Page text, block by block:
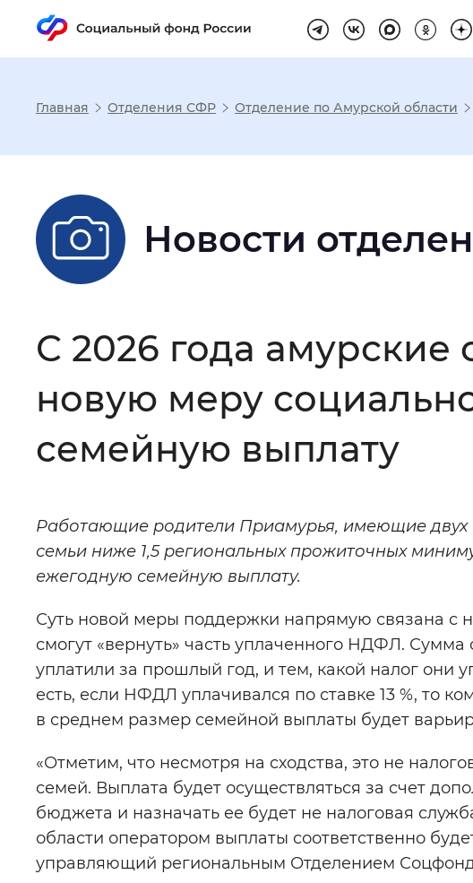
Настройка
Размер шрифта
Шрифт
Интервал между буквами Нормальный
Звуковой ассистент:
Вернуть стандартные настройки
Главная Отделения СФР Отделение по Амурской области
Новости
С 2026 года амурские
новую меру
семейную выплату
Работающие родители Приамурья, имеющие двух
семьи ниже 1,5 региональных прожиточных
ежегодную семейную выплату.
Суть новой меры поддержки напрямую связана с
смогут «вернуть» часть уплаченного НДФЛ.
уплатили за прошлый год, и тем, какой налог они
есть, если НФДЛ уплачивался по ставке 13 %, то
в среднем размер семейной выплаты будет
«Отметим, что несмотря на сходства, это не
семей. Выплата будет осуществляться за счет
бюджета и назначать ее будет не налоговая
области оператором выплаты соответственно
управляющий региональным Отделением